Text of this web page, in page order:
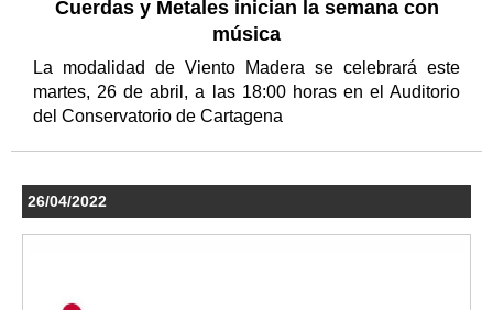
Cuerdas y Metales inician la semana con
música
La modalidad de Viento Madera se celebrará este
martes, 26 de abril, a las 18:00 horas en el Auditorio
del Conservatorio de Cartagena
26/04/2022